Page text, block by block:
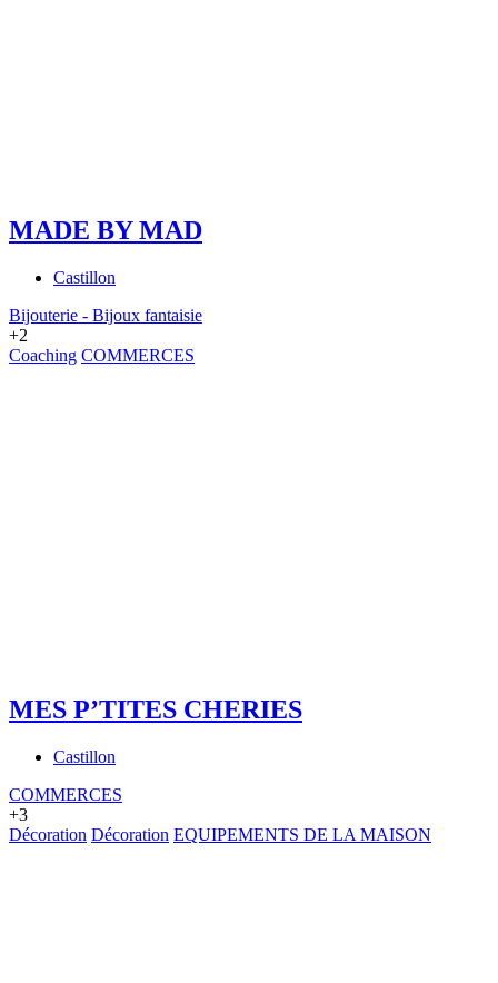
MADE BY MAD
Castillon
Bijouterie - Bijoux fantaisie
+2
Coaching COMMERCES
MES P’TITES CHERIES
Castillon
COMMERCES
+3
Décoration Décoration EQUIPEMENTS DE LA MAISON